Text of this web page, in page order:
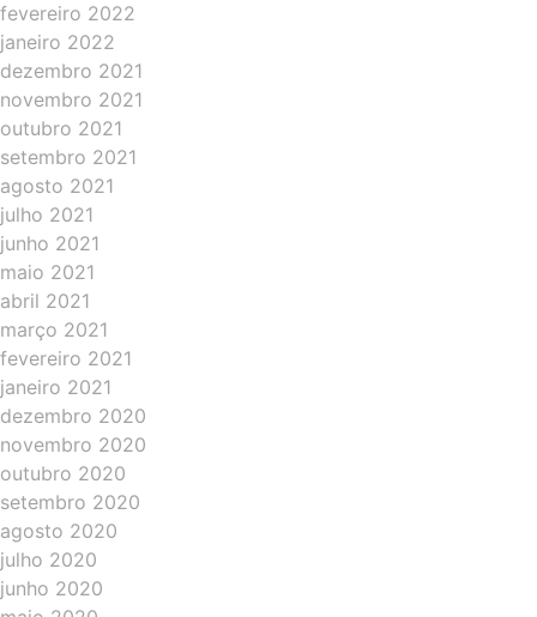
fevereiro 2022
janeiro 2022
dezembro 2021
novembro 2021
outubro 2021
setembro 2021
agosto 2021
julho 2021
junho 2021
maio 2021
abril 2021
março 2021
fevereiro 2021
janeiro 2021
dezembro 2020
novembro 2020
outubro 2020
setembro 2020
agosto 2020
julho 2020
junho 2020